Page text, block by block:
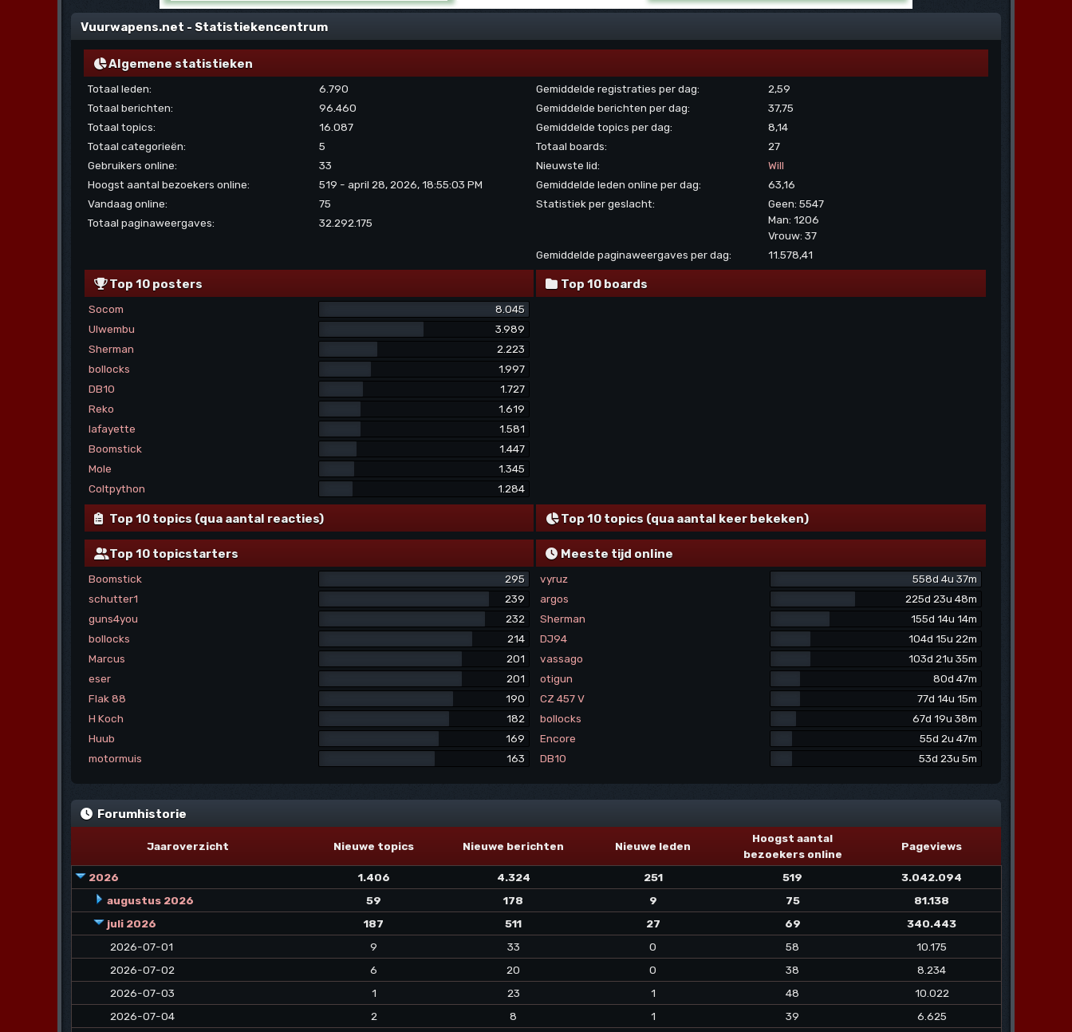
Vuurwapens.net - Statistiekencentrum
Algemene statistieken
Totaal leden:
6.790
Totaal berichten:
96.460
Totaal topics:
16.087
Totaal categorieën:
5
Gebruikers online:
33
Hoogst aantal bezoekers online:
519 - april 28, 2026, 18:55:03 PM
Vandaag online:
75
Totaal paginaweergaves:
32.292.175
Gemiddelde registraties per dag:
2,59
Gemiddelde berichten per dag:
37,75
Gemiddelde topics per dag:
8,14
Totaal boards:
27
Nieuwste lid:
Will
Gemiddelde leden online per dag:
63,16
Statistiek per geslacht:
Geen: 5547
Man: 1206
Vrouw: 37
Gemiddelde paginaweergaves per dag:
11.578,41
Top 10 posters
Socom
8.045
Ulwembu
3.989
Sherman
2.223
bollocks
1.997
DB10
1.727
Reko
1.619
lafayette
1.581
Boomstick
1.447
Mole
1.345
Coltpython
1.284
Top 10 boards
Top 10 topics (qua aantal reacties) Top 10 topics (qua aantal keer bekeken)
Top 10 topicstarters
Boomstick
295
schutter1
239
guns4you
232
bollocks
214
Marcus
201
eser
201
Flak 88
190
H Koch
182
Huub
169
motormuis
163
Meeste tijd online
vyruz
558d 4u 37m
argos
225d 23u 48m
Sherman
155d 14u 14m
DJ94
104d 15u 22m
vassago
103d 21u 35m
otigun
80d 47m
CZ 457 V
77d 14u 15m
bollocks
67d 19u 38m
Encore
55d 2u 47m
DB10
53d 23u 5m
Forumhistorie
Jaaroverzicht Nieuwe topics Nieuwe berichten Nieuwe leden
Hoogst aantal
bezoekers online
Pageviews
2026 1.406 4.324 251 519
3.042.094
augustus 2026
59 178 9 75
81.138
juli 2026
187 511 27 69
340.443
2026-07-01
9 33 0 58
10.175
2026-07-02
6 20 0 38
8.234
2026-07-03
1 23 1 48
10.022
2026-07-04
2 8 1 39
6.625